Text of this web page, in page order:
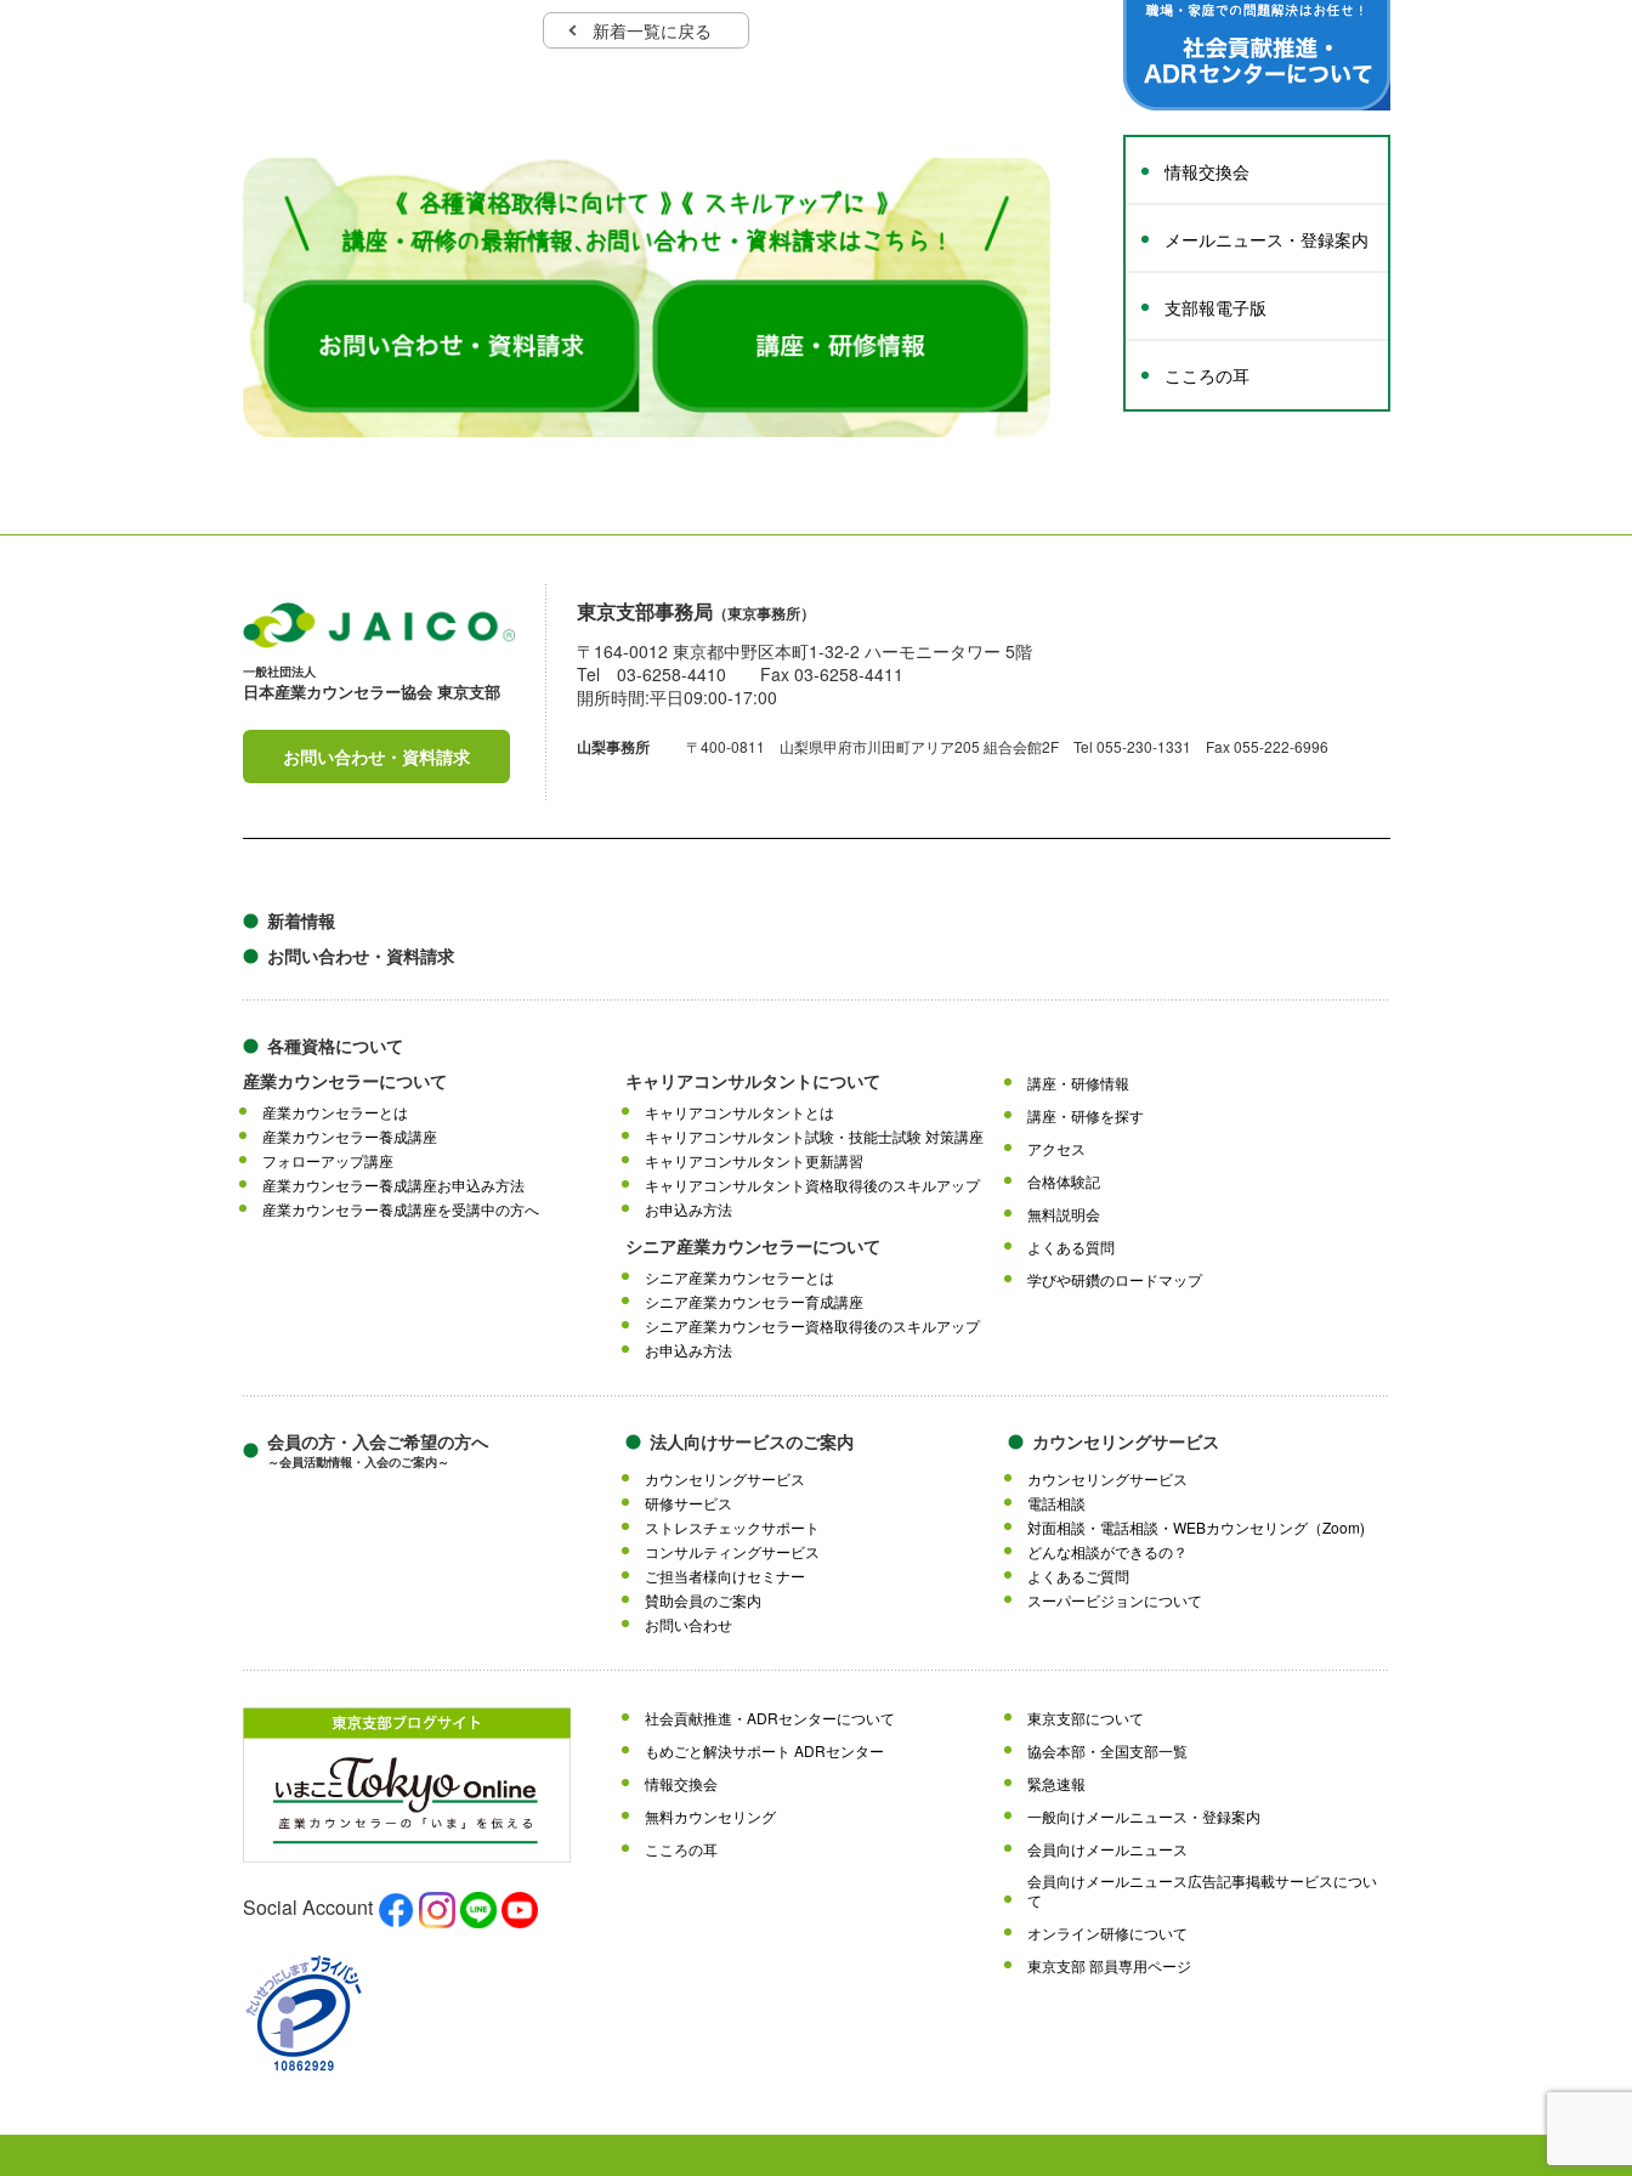
新着一覧に戻る
情報交換会
メールニュース・登録案内
支部報電子版
こころの耳
一般社団法人
日本産業カウンセラー協会 東京支部
お問い合わせ・資料請求
東京支部事務局（東京事務所）
〒164-0012 東京都中野区本町1-32-2 ハーモニータワー 5階
Tel 03-6258-4410 Fax 03-6258-4411
開所時間:平日09:00-17:00
山梨事務所 〒400-0811 山梨県甲府市川田町アリア205 組合会館2F Tel 055-230-1331 Fax 055-222-6996
新着情報
お問い合わせ・資料請求
各種資格について
産業カウンセラーについて
産業カウンセラーとは
産業カウンセラー養成講座
フォローアップ講座
産業カウンセラー養成講座お申込み方法
産業カウンセラー養成講座を受講中の方へ
キャリアコンサルタントについて
キャリアコンサルタントとは
キャリアコンサルタント試験・技能士試験 対策講座
キャリアコンサルタント更新講習
キャリアコンサルタント資格取得後のスキルアップ
お申込み方法
シニア産業カウンセラーについて
シニア産業カウンセラーとは
シニア産業カウンセラー育成講座
シニア産業カウンセラー資格取得後のスキルアップ
お申込み方法
講座・研修情報
講座・研修を探す
アクセス
合格体験記
無料説明会
よくある質問
学びや研鑽のロードマップ
会員の方・入会ご希望の方へ
～会員活動情報・入会のご案内～
法人向けサービスのご案内
カウンセリングサービス
研修サービス
ストレスチェックサポート
コンサルティングサービス
ご担当者様向けセミナー
賛助会員のご案内
お問い合わせ
カウンセリングサービス
カウンセリングサービス
電話相談
対面相談・電話相談・WEBカウンセリング（Zoom)
どんな相談ができるの？
よくあるご質問
スーパービジョンについて
Social Account
社会貢献推進・ADRセンターについて
もめごと解決サポート ADRセンター
情報交換会
無料カウンセリング
こころの耳
東京支部について
協会本部・全国支部一覧
緊急速報
一般向けメールニュース・登録案内
会員向けメールニュース
会員向けメールニュース広告記事掲載サービスについ
て
オンライン研修について
東京支部 部員専用ページ